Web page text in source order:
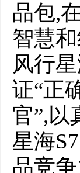
品包,
智慧
风行
证“正
官”,以
星海
品竞